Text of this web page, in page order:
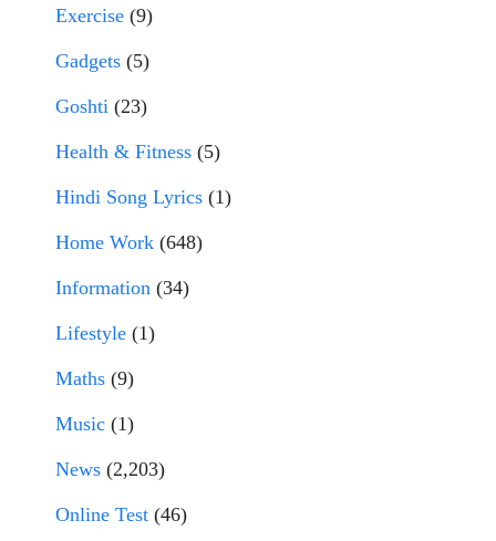
Exercise (9)
Gadgets (5)
Goshti (23)
Health & Fitness (5)
Hindi Song Lyrics (1)
Home Work (648)
Information (34)
Lifestyle (1)
Maths (9)
Music (1)
News (2,203)
Online Test (46)